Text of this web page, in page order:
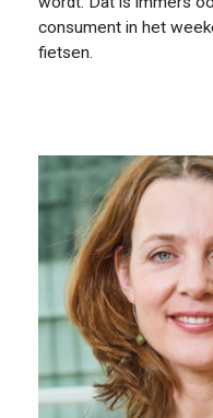
consument in het
fietsen.